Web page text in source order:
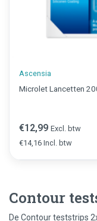
Ascensia
Microlet Lancetten
€12,99 Excl. btw
€14,16 Incl. btw
Contour
De Contour teststrips